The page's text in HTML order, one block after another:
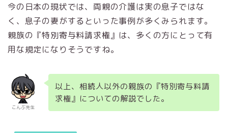
今の日本の現状では、両親の介護は実の息子ではな
く、息子の妻がするといった事例が多くみられます。
親族の『特別寄与料請求権』は、多くの方にとって有
用な規定になりそうですね。
こんぶ先生
以上、相続人以外の親族の『特別寄与料請
求権』についての解説でした。